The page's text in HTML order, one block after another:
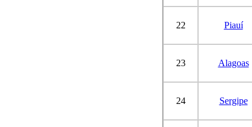
22 Piauí
23 Alagoas
24 Sergipe